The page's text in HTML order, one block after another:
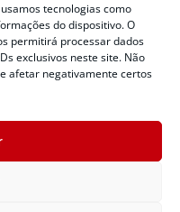
tecnologias como
do dispositivo. O
permitirá processar dados
exclusivos neste site. Não
afetar negativamente certos